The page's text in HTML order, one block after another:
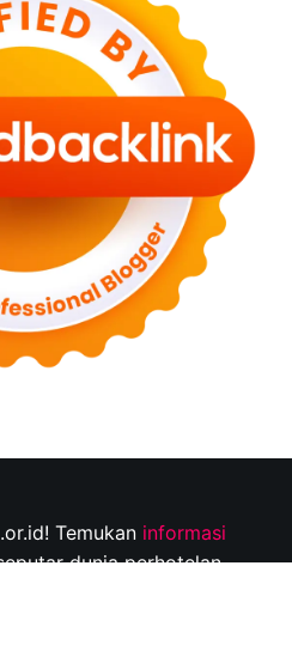
Temukan informasi
dunia perhotelan,